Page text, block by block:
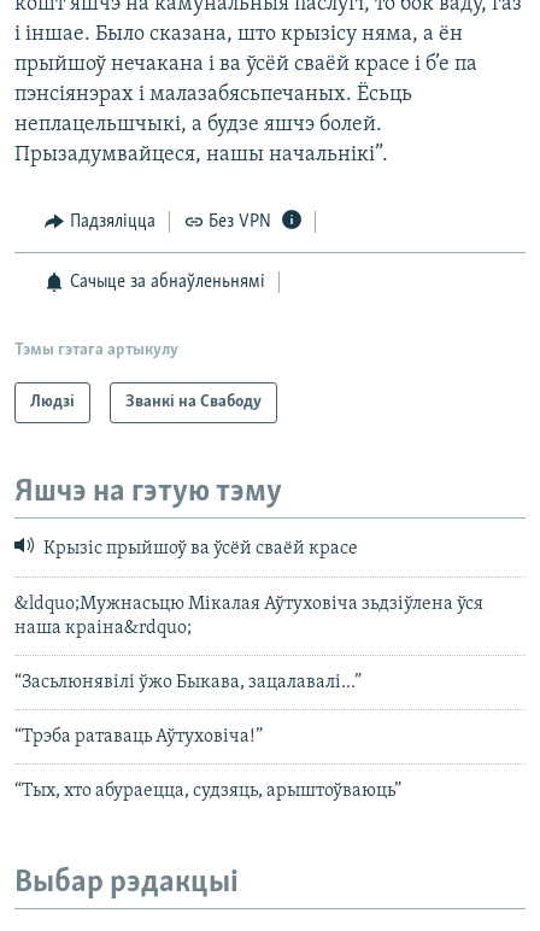
кошт яшчэ на камунальныя паслугі, то бок ваду, газ
і іншае. Было сказана, што крызісу няма, а ён
прыйшоў нечакана і ва ўсёй сваёй красе і б’е па
пэнсіянэрах і малазабясьпечаных. Ёсьць
неплацельшчыкі, а будзе яшчэ болей.
Прызадумвайцеся, нашы начальнікі”.
Падзяліцца Без VPN
Сачыце за абнаўленьнямі
Тэмы гэтага артыкулу
Людзі Званкі на Свабоду
Яшчэ на гэтую тэму
Крызіс прыйшоў ва ўсёй сваёй красе
&ldquo;Мужнасьцю Мікалая Аўтуховіча зьдзіўлена ўся
наша краіна&rdquo;
“Засьлюнявілі ўжо Быкава, зацалавалі...”
“Трэба ратаваць Аўтуховіча!”
“Тых, хто абураецца, судзяць, арыштоўваюць”
Выбар рэдакцыі